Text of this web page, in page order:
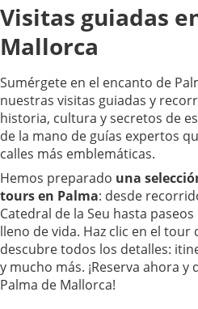
Visitas guiadas
Mallorca
Sumérgete en el encanto de
nuestras visitas guiadas y
historia, cultura y secretos de
de la mano de guías expertos
calles más emblemáticas.
Hemos preparado una
tours en Palma: desde
Catedral de la Seu hasta
lleno de vida. Haz clic en el tour
descubre todos los detalles:
y mucho más. ¡Reserva ahora
Palma de Mallorca!